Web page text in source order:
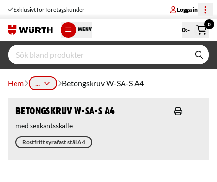
Exklusivt för företagskunder Logga in
MENY 0:-
0
Hem ... Betongskruv W-SA-S A4
Betongskruv W-SA-S A4
med sexkantsskalle
Rostfritt syrafast stål A4